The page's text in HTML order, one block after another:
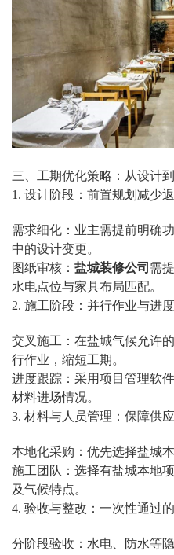
三、工期优化策略：从设计
1. 设计阶段：前置规划减少
需求细化：业主需提前明确
中的设计变更。
图纸审核： 盐城装修公司 需
水电点位与家具布局匹配。
2. 施工阶段：并行作业与进
交叉施工：在盐城气候允许
行作业，缩短工期。
进度跟踪：采用项目管理软
材料进场情况。
3. 材料与人员管理：保障供
本地化采购：优先选择盐城
施工团队：选择有盐城本地
及气候特点。
4. 验收与整改：一次性通过
分阶段验收：水电、防水等